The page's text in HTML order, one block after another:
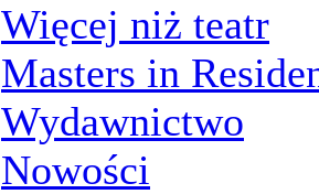
Więcej niż teatr
Masters in
Wydawnictwo
Nowości